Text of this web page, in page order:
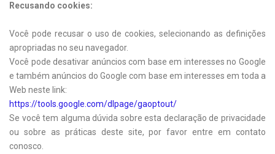
Recusando cookies:
Você pode recusar o uso de cookies, selecionando as definições
apropriadas no seu navegador.
Você pode desativar anúncios com base em interesses no Google
e também anúncios do Google com base em interesses em toda a
Web neste link:
https://tools.google.com/dlpage/gaoptout/
Se você tem alguma dúvida sobre esta declaração de privacidade
ou sobre as práticas deste site, por favor entre em contato
conosco.